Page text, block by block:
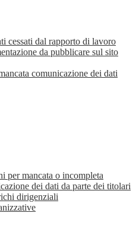
cessati dal rapporto di lavoro
da pubblicare sul sito
comunicazione dei dati
per mancata o incompleta
dei dati da parte dei titolari
dirigenziali